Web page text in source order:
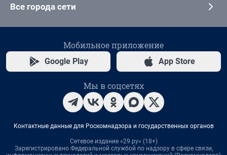
Все города сети
Мобильное приложение
Google Play App Store
Мы в соцсетях
Контактные данные для Роскомнадзора и государственных органов
Сетевое издание «29.ру» (18+)
Зарегистрировано Федеральной службой по надзору в сфере связи,